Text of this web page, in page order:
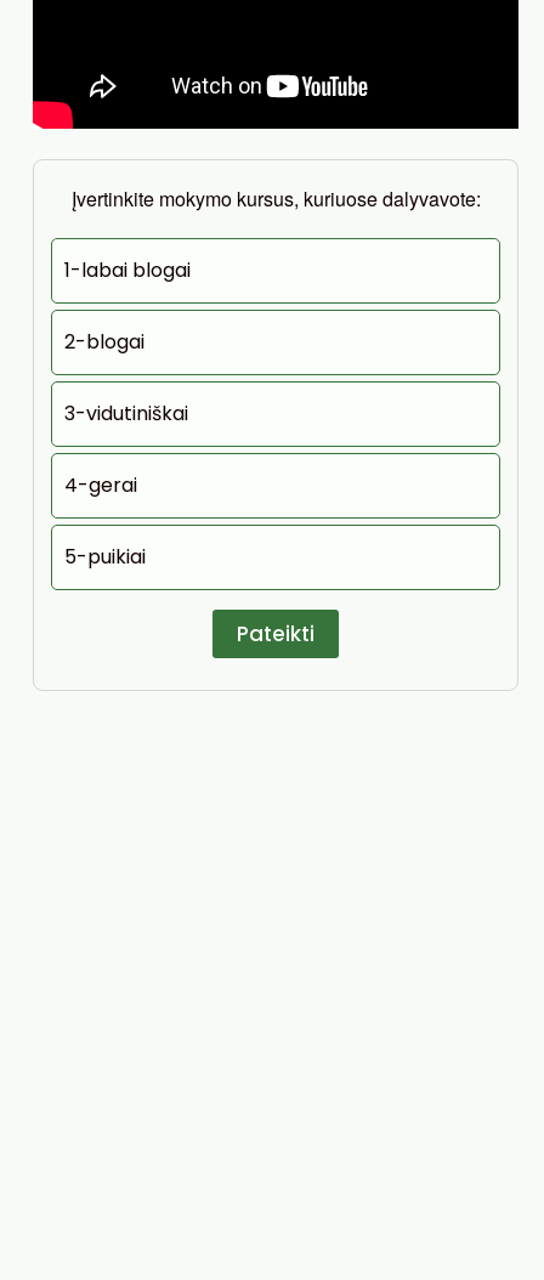
Įvertinkite mokymo kursus, kuriuose dalyvavote:
1-labai blogai
2-blogai
3-vidutiniškai
4-gerai
5-puikiai